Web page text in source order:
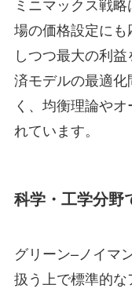
場の価格設定に
しつつ最大の利
済モデルの最適
く、均衡理論や
れています。
科学・工学分野
グリーン–ノイマ
扱う上で標準的